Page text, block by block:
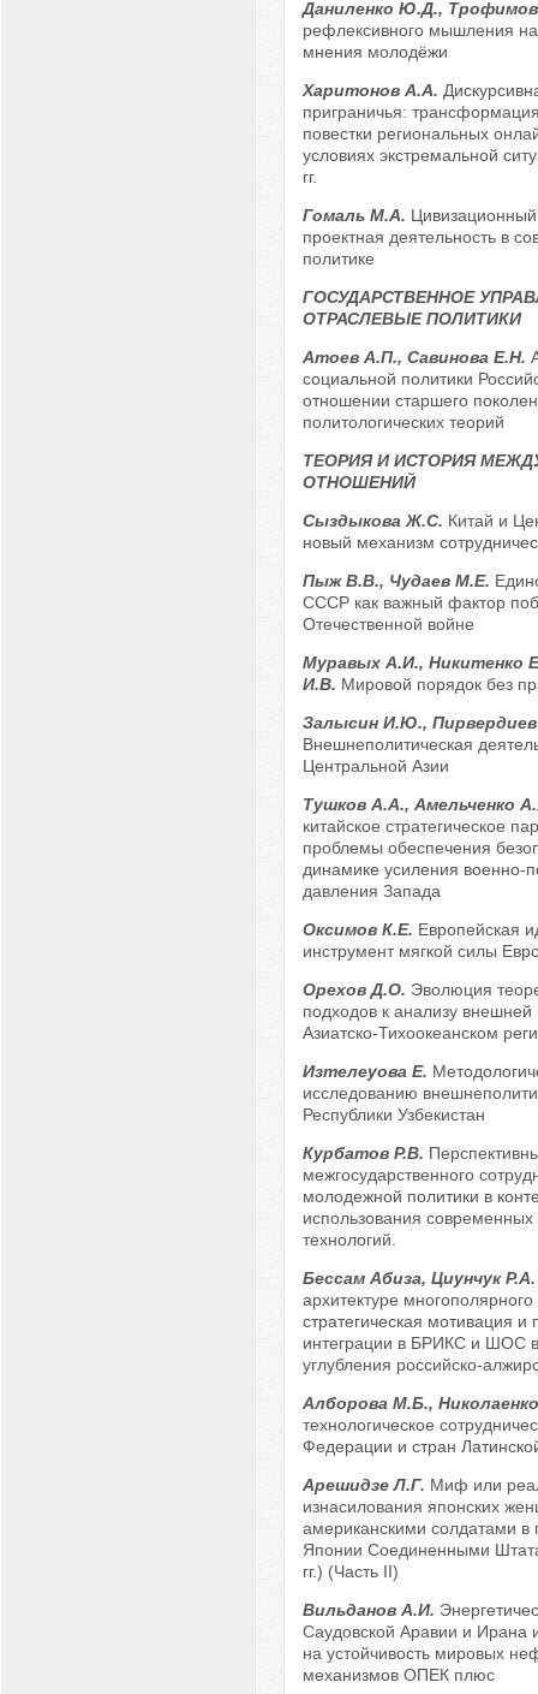
Даниленко Ю.Д.,
рефлексивного мышления
мнения молодёжи
Харитонов А.А.
приграничья:
повестки региональных
условиях экстремальной
гг.
Гомаль М.А. Цивизационный
проектная деятельность в
политике
ГОСУДАРСТВЕННОЕ
ОТРАСЛЕВЫЕ ПОЛИТИКИ
Атоев А.П., Савинова Е.Н.
социальной политики
отношении старшего
политологических теорий
ТЕОРИЯ И ИСТОРИЯ
ОТНОШЕНИЙ
Сыздыкова Ж.С. Китай и
новый механизм
Пыж В.В., Чудаев М.Е.
СССР как важный фактор
Отечественной войне
Муравых А.И., Никитенко
И.В. Мировой порядок без
Залысин И.Ю.,
Внешнеполитическая
Центральной Азии
Тушков А.А., Амельченко
китайское стратегическое
проблемы обеспечения
динамике усиления военно-
давления Запада
Оксимов К.Е. Европейская
инструмент мягкой силы
Орехов Д.О. Эволюция
подходов к анализу
Азиатско-Тихоокеанском
Изтелеуова Е.
исследованию
Республики Узбекистан
Курбатов Р.В.
межгосударственного
молодежной политики в
использования
технологий.
Бессам Абиза, Циунчук
архитектуре
стратегическая мотивация и
интеграции в БРИКС и ШОС в
углубления российско-
Алборова М.Б.,
технологическое
Федерации и стран
Арешидзе Л.Г. Миф или
изнасилования японских
американскими солдатами в
Японии Соединенными
гг.) (Часть II)
Вильданов А.И.
Саудовской Аравии и Ирана
на устойчивость мировых
механизмов ОПЕК плюс